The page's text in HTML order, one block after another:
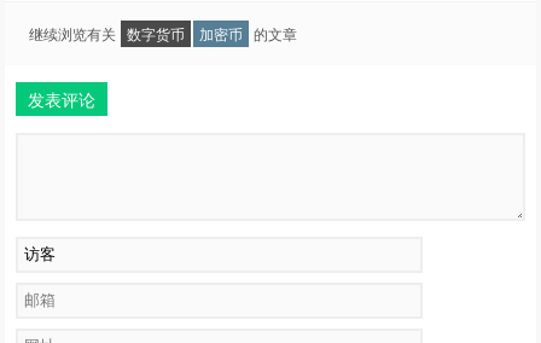
继续浏览有关 数字货币 加密币 的文章
发表评论